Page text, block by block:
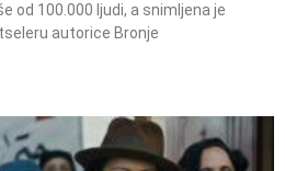
od 100.000 ljudi, a snimljena je
autorice Bronje